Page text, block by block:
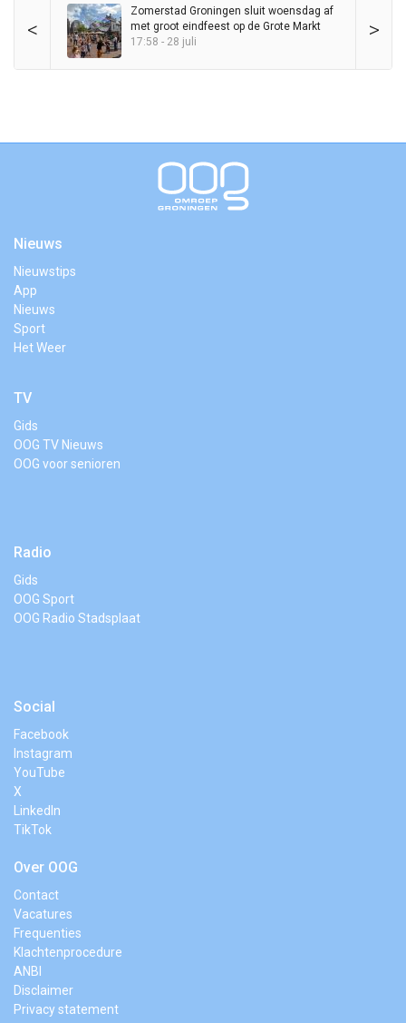
< >
Zomerstad Groningen sluit woensdag af
met groot eindfeest op de Grote Markt
17:58 - 28 juli
Nieuws
Nieuwstips
App
Nieuws
Sport
Het Weer
TV
Gids
OOG TV Nieuws
OOG voor senioren
Radio
Gids
OOG Sport
OOG Radio Stadsplaat
Social
Facebook
Instagram
YouTube
X
LinkedIn
TikTok
Over OOG
Contact
Vacatures
Frequenties
Klachtenprocedure
ANBI
Disclaimer
Privacy statement